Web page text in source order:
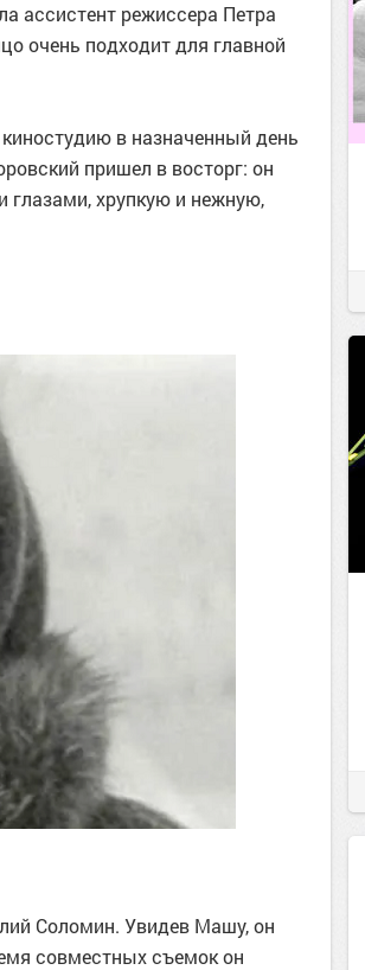
ассистент режиссера Петра
очень подходит для главной
в назначенный день
пришел в восторг: он
глазами, хрупкую и нежную,
Соломин. Увидев Машу, он
совместных съемок он